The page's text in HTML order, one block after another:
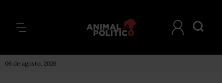
06 de agosto, 2026